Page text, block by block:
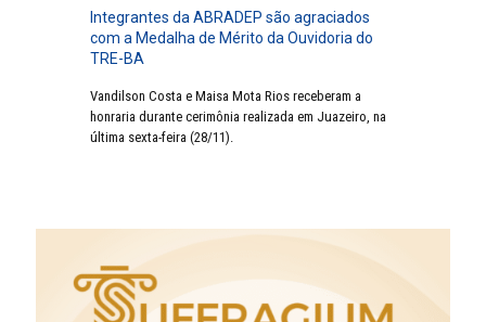
Integrantes da ABRADEP são agraciados
com a Medalha de Mérito da Ouvidoria do
TRE-BA
Vandilson Costa e Maisa Mota Rios receberam a
honraria durante cerimônia realizada em Juazeiro, na
última sexta-feira (28/11).